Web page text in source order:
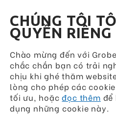
CHÚNG TÔI
QUYỀN
Chào mừng đến với
chắc chắn bạn có trải
chịu khi ghé thăm
lòng cho phép các
tối ưu, hoặcđọc thêm để
dụng những cookie này.
Quay lại Miễn Dịch
Nhóm sản phẩm
Trang Chủ > Sản
Miễn Dịch
> SMART